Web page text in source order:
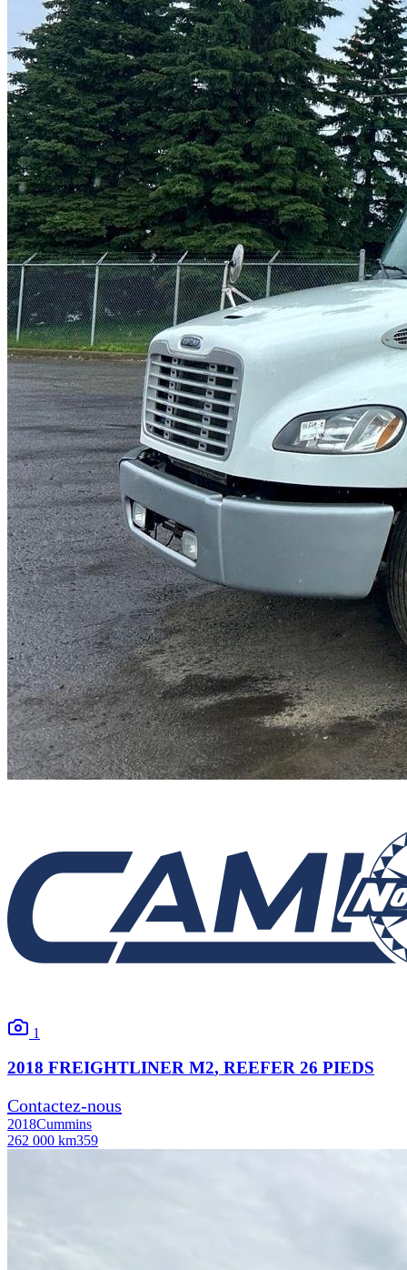
1
2018 FREIGHTLINER M2, REEFER 26 PIEDS
Contactez-nous
2018Cummins
262 000 km359